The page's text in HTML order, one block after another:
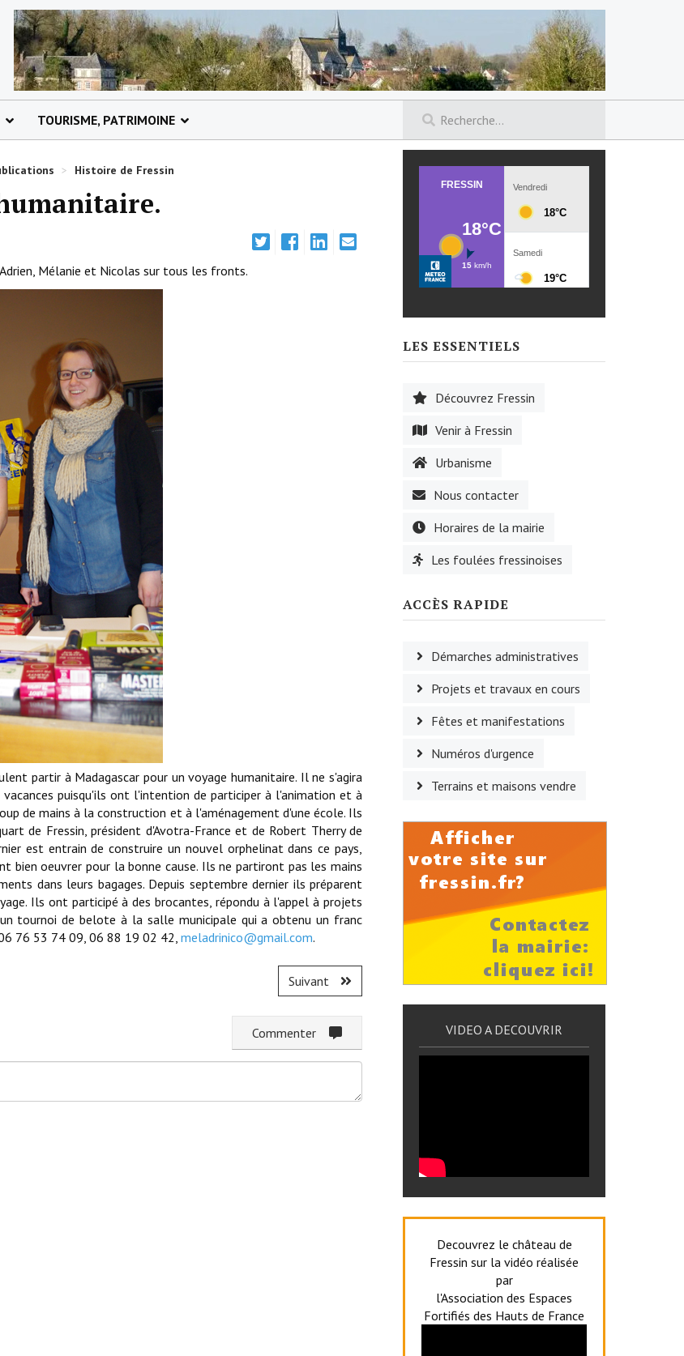
TOURISME, PATRIMOINE
> Histoire de Fressin
Mélanie et Nicolas sur tous les fronts.
partir à Madagascar pour un voyage humanitaire. Il ne s'agira
puisqu'ils ont l'intention de participer à l'animation et à
de mains à la construction et à l'aménagement d'une école. Ils
de Fressin, président d'Avotra-France et de Robert Therry de
est entrain de construire un nouvel orphelinat dans ce pays,
oeuvrer pour la bonne cause. Ils ne partiront pas les mains
dans leurs bagages. Depuis septembre dernier ils préparent
Ils ont participé à des brocantes, répondu à l'appel à projets
tournoi de belote à la salle municipale qui a obtenu un franc
76 53 74 09, 06 88 19 02 42, meladrinico@gmail.com.
Suivant
LES ESSENTIELS
Découvrez Fressin
Venir à Fressin
Urbanisme
Nous contacter
Horaires de la mairie
Les foulées fressinoises
ACCÈS RAPIDE
Démarches administratives
Projets et travaux en cours
Fêtes et manifestations
Numéros d'urgence
Terrains et maisons vendre
VIDEO A DECOUVRIR
Decouvrez le château de
Fressin sur la vidéo réalisée
par
l'Association des Espaces
Fortifiés des Hauts de France